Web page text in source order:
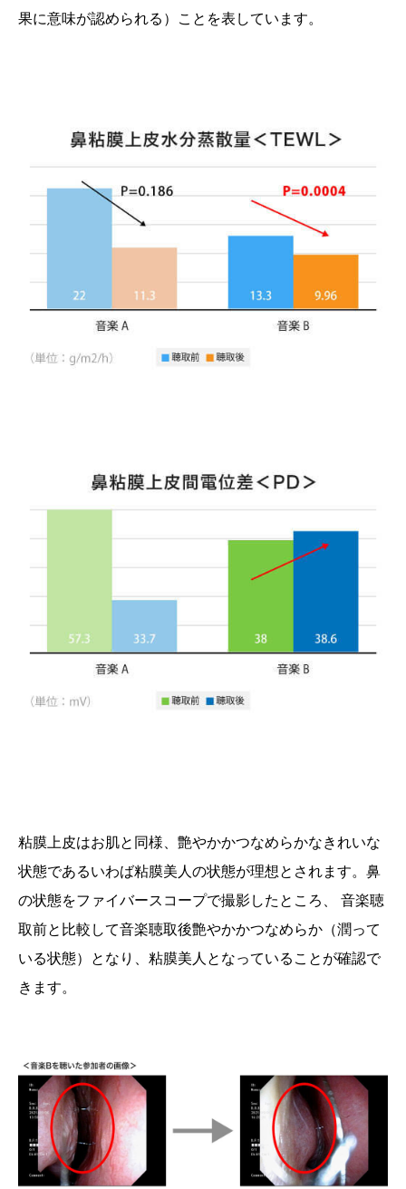
果に意味が認められる）ことを表しています。
粘膜上皮はお肌と同様、艶やかかつなめらかなきれいな
状態であるいわば粘膜美人の状態が理想とされます。鼻
の状態をファイバースコープで撮影したところ、 音楽聴
取前と比較して音楽聴取後艶やかかつなめらか（潤って
いる状態）となり、粘膜美人となっていることが確認で
きます。